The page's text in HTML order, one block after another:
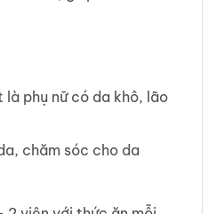
phụ nữ có da khô, lão
chăm sóc cho da